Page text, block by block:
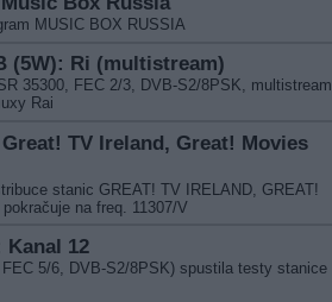
MUSIC BOX RUSSIA
(5W): Ri (multistream)
35300, FEC 2/3, DVB-S2/8PSK,
Rai
TV Ireland, Great! Movies
stanic GREAT! TV IRELAND, GREAT!
na freq. 11307/V
Kanal 12
5/6, DVB-S2/8PSK) spustila testy stanice